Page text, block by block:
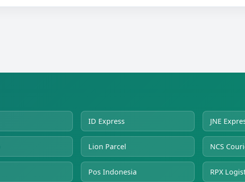
ID Express JNE
Lion Parcel NCS
Pos Indonesia RPX